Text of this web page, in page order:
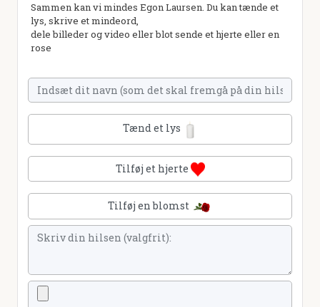
Sammen kan vi mindes Egon Laursen. Du kan tænde et
lys, skrive et mindeord,
dele billeder og video eller blot sende et hjerte eller en
rose
Tænd et lys
Tilføj et hjerte
Tilføj en blomst